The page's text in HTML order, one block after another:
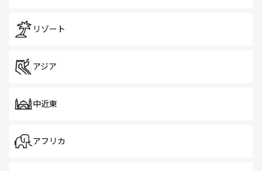
リゾート
アジア
中近東
アフリカ